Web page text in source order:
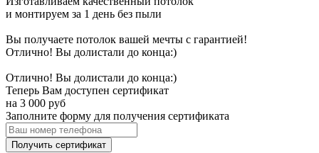
и монтируем за 1 день без пыли
Вы получаете потолок вашей мечты с гарантией!
Отлично! Вы долистали до конца:)
Отлично! Вы долистали до конца:)
Теперь Вам доступен сертификат
на 3 000 руб
Заполните форму для получения сертификата
Получить сертификат